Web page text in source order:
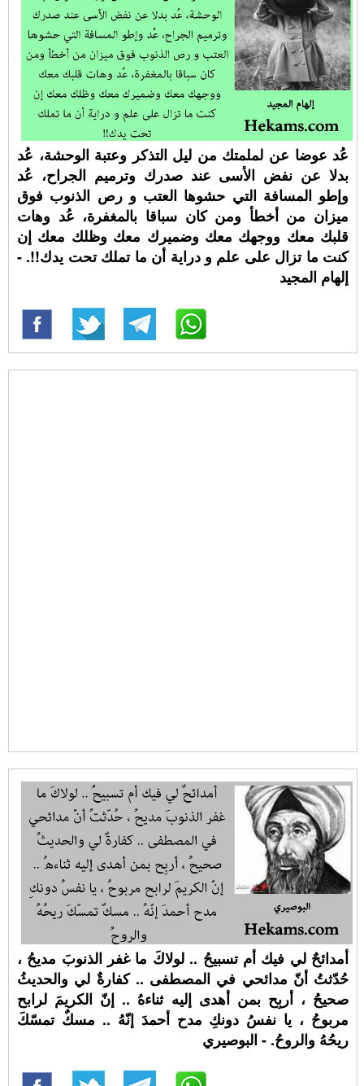
عُد عوضا عن لملمتك من ليل التذكر وعتبة الوحشة، عُد
بدلا عن نفض الأسى عند صدرك وترميم الجراح، عُد
وإطو المسافة التي حشوها العتب و رص الذنوب فوق
ميزان من أخطأ ومن كان سباقا بالمغفرة، عُد وهات
قلبك معك ووجهك معك وضميرك معك وظلك معك إن
كنت ما تزال على علم و دراية أن ما تملك تحت يدك!!. -
إلهام المجيد
أمدائحٌ لي فيك أم تسبيحُ .. لولاكَ ما غفر الذنوبَ مديحُ ،
حُدّثتُ أنّ مدائحي في المصطفى .. كفارةٌ لي والحديثُ
صحيحُ ، أربِح بمن أهدى إليه ثناءهُ .. إنّ الكريمَ لرابح
مربوحُ ، يا نفسُ دونكِ مدح أحمدَ إنّهُ .. مسكٌ تمسّكَ
ريحُهُ والروحُ. - البوصيري